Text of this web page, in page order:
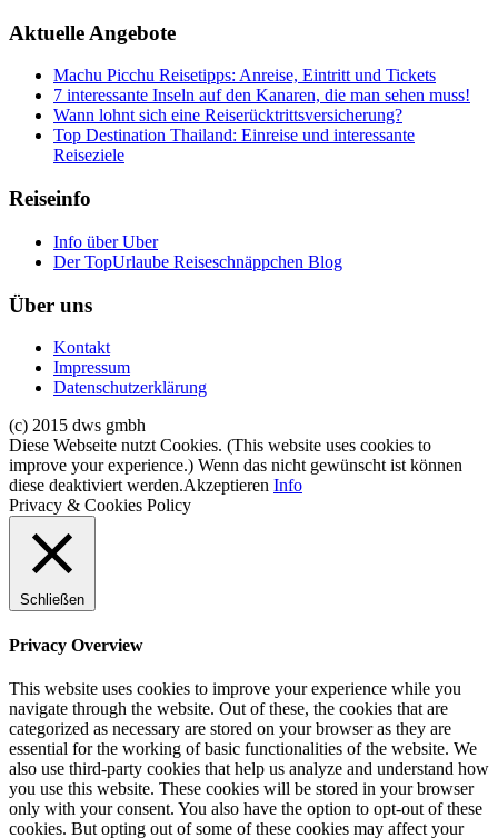
Aktuelle Angebote
Machu Picchu Reisetipps: Anreise, Eintritt und Tickets
7 interessante Inseln auf den Kanaren, die man sehen muss!
Wann lohnt sich eine Reiserücktrittsversicherung?
Top Destination Thailand: Einreise und interessante
Reiseziele
Reiseinfo
Info über Uber
Der TopUrlaube Reiseschnäppchen Blog
Über uns
Kontakt
Impressum
Datenschutzerklärung
(c) 2015 dws gmbh
Diese Webseite nutzt Cookies. (This website uses cookies to
improve your experience.) Wenn das nicht gewünscht ist können
diese deaktiviert werden.Akzeptieren Info
Privacy & Cookies Policy
Schließen
Privacy Overview
This website uses cookies to improve your experience while you
navigate through the website. Out of these, the cookies that are
categorized as necessary are stored on your browser as they are
essential for the working of basic functionalities of the website. We
also use third-party cookies that help us analyze and understand how
you use this website. These cookies will be stored in your browser
only with your consent. You also have the option to opt-out of these
cookies. But opting out of some of these cookies may affect your